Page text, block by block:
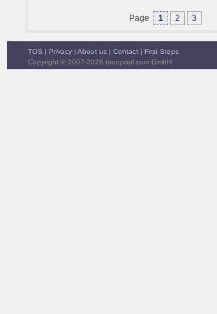
Page 1 2 3
TOS | Privacy | About us | Contact | First Steps
Copyright © 2007-2026 toonpool.com GmbH